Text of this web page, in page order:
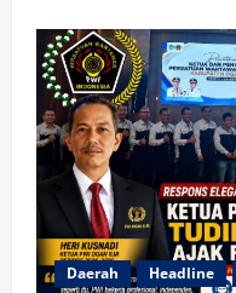
Dokumen
Palsu,
PWI
Ogan
Ilir
Gunakan
Kode
QR
Terhubung
Langsung
ke
Ketua
Daerah Headline